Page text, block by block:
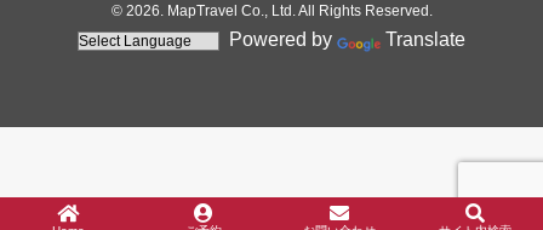
© 2026. MapTravel Co., Ltd. All Rights Reserved.
Powered by Translate